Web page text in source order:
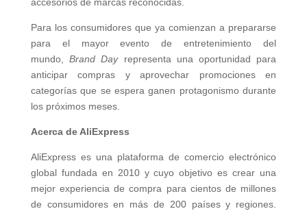
Para los consumidores que ya comienzan a prepararse
para el mayor evento de entretenimiento del
mundo,Brand Day representa una oportunidad para
anticipar compras y aprovechar promociones en
categorías que se espera ganen protagonismo durante
los próximos meses.
Acerca de AliExpress
AliExpress es una plataforma de comercio electrónico
global fundada en 2010 y cuyo objetivo es crear una
mejor experiencia de compra para cientos de millones
de consumidores en más de 200 países y regiones.